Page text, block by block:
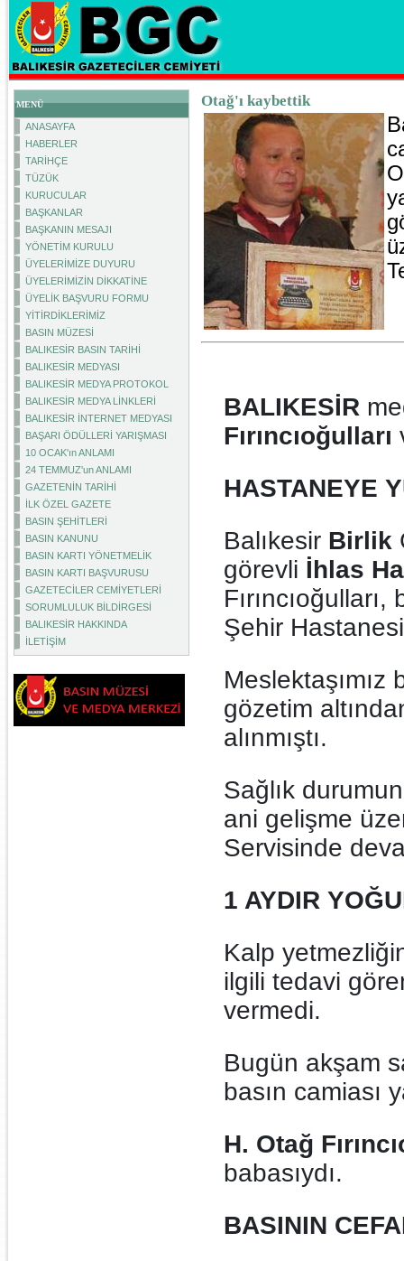
MENÜ
ANASAYFA
HABERLER
TARİHÇE
TÜZÜK
KURUCULAR
BAŞKANLAR
BAŞKANIN MESAJI
YÖNETİM KURULU
ÜYELERİMİZE DUYURU
ÜYELERİMİZİN DİKKATİNE
ÜYELİK BAŞVURU FORMU
YİTİRDİKLERİMİZ
BASIN MÜZESİ
BALIKESİR BASIN TARİHİ
BALIKESİR MEDYASI
BALIKESİR MEDYA PROTOKOL
BALIKESİR MEDYA LİNKLERİ
BALIKESİR İNTERNET MEDYASI
BAŞARI ÖDÜLLERİ YARIŞMASI
10 OCAK'ın ANLAMI
24 TEMMUZ'un ANLAMI
GAZETENİN TARİHİ
İLK ÖZEL GAZETE
BASIN ŞEHİTLERİ
BASIN KANUNU
BASIN KARTI YÖNETMELİK
BASIN KARTI BAŞVURUSU
GAZETECİLER CEMİYETLERİ
SORUMLULUK BİLDİRGESİ
BALIKESİR HAKKINDA
İLETİŞİM
Otağ'ı kaybettik
BALIKESİR
Fırıncıoğulları
HASTANEYE
Balıkesir Birlik
görevli İhlas
Şehir
gözetim
alınmıştı.
Sağlık
ani gelişme
Servisinde
1 AYDIR
Kalp
ilgili tedavi
vermedi.
Bugün akşam
basın camiası
H. Otağ
babasıydı.
BASININ